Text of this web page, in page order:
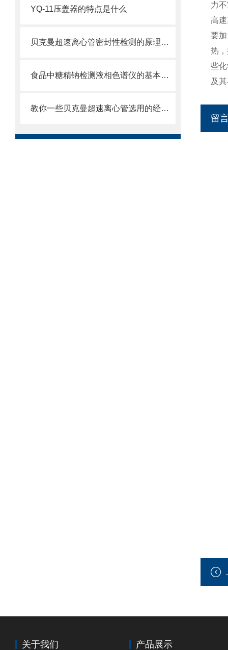
YQ-11压盖器的特点是什么
贝克曼超速离心管密封性检测的原理及方法是什么
食品中糖精钠检测液相色谱仪的基本功能
教你一些贝克曼超速离心管选用的经验技巧
力
高
要
热
些
及
留
关于我们 产品展示